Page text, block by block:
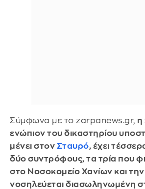
Σύμφωνα με το zarpanews.gr, η
ενώπιον του δικαστηρίου
μένει στον Σταυρό, έχει
δύο συντρόφους, τα τρία που
στο Νοσοκομείο Χανίων και
νοσηλεύεται διασωληνωμένη